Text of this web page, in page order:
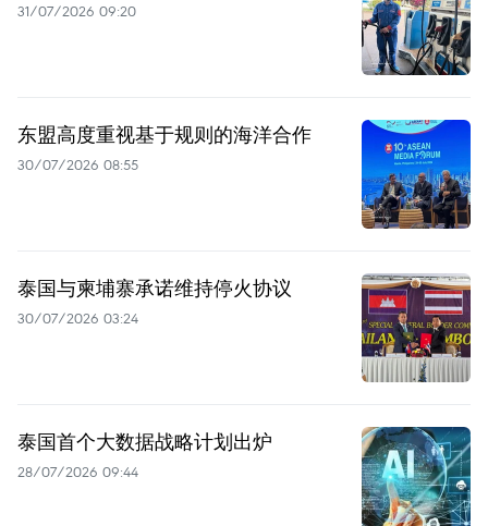
31/07/2026 09:20
东盟高度重视基于规则的海洋合作
30/07/2026 08:55
泰国与柬埔寨承诺维持停火协议
30/07/2026 03:24
泰国首个大数据战略计划出炉
28/07/2026 09:44